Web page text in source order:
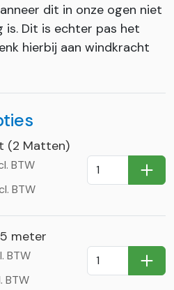
dit in onze ogen niet
is. Dit is echter pas het
hierbij aan windkracht
(2 Matten)
BTW
BTW
In
meter
BTW
BTW
In